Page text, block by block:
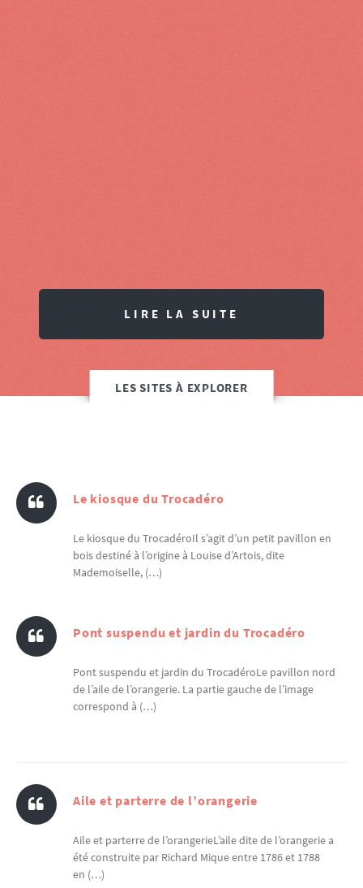
LIRE LA SUITE
LES SITES À EXPLORER
Le kiosque du Trocadéro
Le kiosque du TrocadéroIl s’agit d’un petit pavillon en
bois destiné à l’origine à Louise d’Artois, dite
Mademoiselle, (…)
Pont suspendu et jardin du Trocadéro
Pont suspendu et jardin du TrocadéroLe pavillon nord
de l’aile de l’orangerie. La partie gauche de l’image
correspond à (…)
Aile et parterre de l’orangerie
Aile et parterre de l’orangerieL’aile dite de l’orangerie a
été construite par Richard Mique entre 1786 et 1788
en (…)